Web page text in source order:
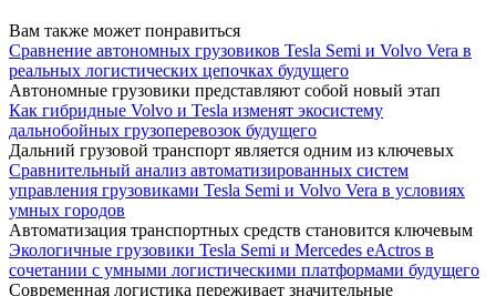
Вам также может понравиться
Сравнение автономных грузовиков Tesla Semi и Volvo Vera в
реальных логистических цепочках будущего
Автономные грузовики представляют собой новый этап
Как гибридные Volvo и Tesla изменят экосистему
дальнобойных грузоперевозок будущего
Дальний грузовой транспорт является одним из ключевых
Сравнительный анализ автоматизированных систем
управления грузовиками Tesla Semi и Volvo Vera в условиях
умных городов
Автоматизация транспортных средств становится ключевым
Экологичные грузовики Tesla Semi и Mercedes eActros в
сочетании с умными логистическими платформами будущего
Современная логистика переживает значительные